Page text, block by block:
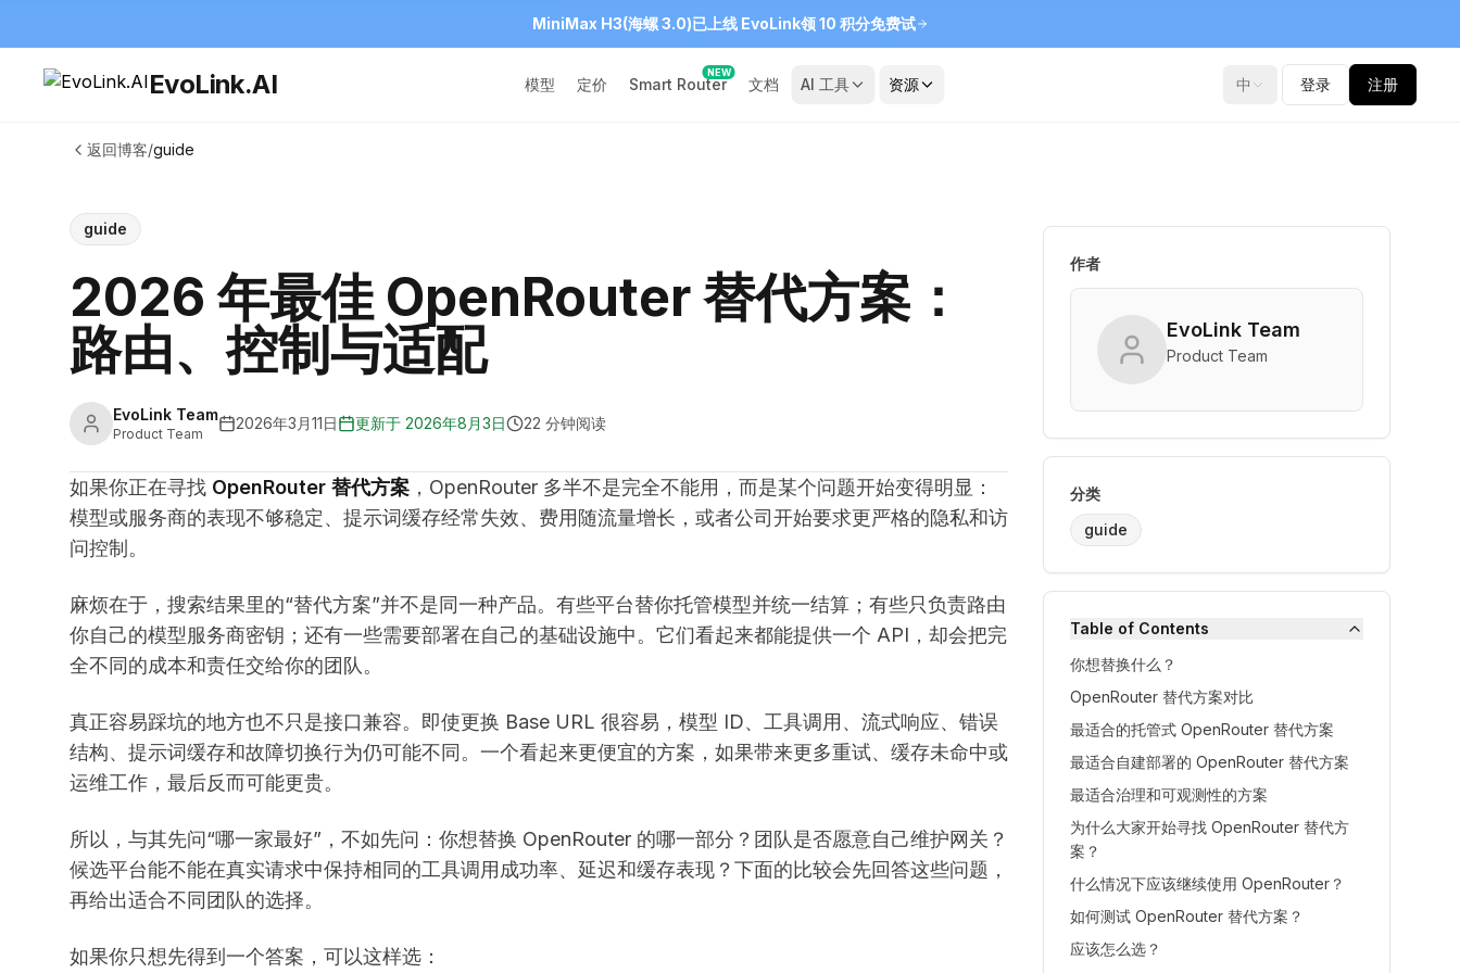
MiniMax H3(海螺 3.0)已上线 EvoLink领 10 积分免费试
EvoLink.AI 模型 定价 Smart Router
NEW
文档 AI 工具 资源 中 登录 注册
返回博客/guide
guide
2026 年最佳 OpenRouter 替代方案：
路由、控制与适配
EvoLink Team
Product Team
2026年3月11日 更新于 2026年8月3日 22 分钟阅读
如果你正在寻找 OpenRouter 替代方案 ，OpenRouter 多半不是完全不能用，而是某个问题开始变得明显：
模型或服务商的表现不够稳定、提示词缓存经常失效、费用随流量增长，或者公司开始要求更严格的隐私和访
问控制。
麻烦在于，搜索结果里的“替代方案”并不是同一种产品。有些平台替你托管模型并统一结算；有些只负责路由
你自己的模型服务商密钥；还有一些需要部署在自己的基础设施中。它们看起来都能提供一个 API，却会把完
全不同的成本和责任交给你的团队。
真正容易踩坑的地方也不只是接口兼容。即使更换 Base URL 很容易，模型 ID、工具调用、流式响应、错误
结构、提示词缓存和故障切换行为仍可能不同。一个看起来更便宜的方案，如果带来更多重试、缓存未命中或
运维工作，最后反而可能更贵。
所以，与其先问“哪一家最好”，不如先问：你想替换 OpenRouter 的哪一部分？团队是否愿意自己维护网关？
候选平台能不能在真实请求中保持相同的工具调用成功率、延迟和缓存表现？下面的比较会先回答这些问题，
再给出适合不同团队的选择。
如果你只想先得到一个答案，可以这样选：
作者
EvoLink Team
Product Team
分类
guide
Table of Contents
你想替换什么？
OpenRouter 替代方案对比
最适合的托管式 OpenRouter 替代方案
最适合自建部署的 OpenRouter 替代方案
最适合治理和可观测性的方案
为什么大家开始寻找 OpenRouter 替代方
案？
什么情况下应该继续使用 OpenRouter？
如何测试 OpenRouter 替代方案？
应该怎么选？